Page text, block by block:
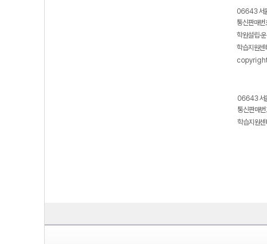
06643 서
통신판매
학원설립·
학습지원
06643 서
통신판매
학습지원